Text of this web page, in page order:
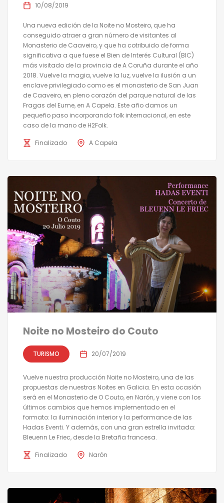
10/08/2019
Una nueva edición de la Noite no Mosteiro, que ha
conseguido atraer a gran número de visitantes al
Monasterio de Caaveiro, y que ha cotribuido de forma
significativa a que fuese el Bien de Interés Cultural (BIC)
más visitado de la provincia de A Coruña durante el año
2018. Vuelve la magia, vuelve la luz, vuelve la ilusión a un
enclave privilegiado como es el monasterio de San Juan
de Caaveiro, en pleno corazón del parque natural de las
Fragas del Eume, en A Capela. Este año damos un
pequeño paso incorporando folk internacional, en este
caso de la mano de H2Folk.
Finalizado A Capela
Noite no Mosteiro do Couto
TURISMO 20/07/2019
Vuelve nuestra producción Noite no Mosteiro, una de las
propuestas de nuestras Noites en Galicia. En esta ocasión
será en el Monasterio de O Couto, en Narón, y viene con los
últimos cambios que hemos implementado en el
formato: la iluminación interior y la performance de las
Hadas Eventi. Y además, con una gran estrella invitada:
Bleuenn Le Friec, desde la Bretaña francesa.
Finalizado Narón